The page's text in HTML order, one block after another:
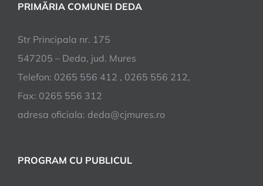
PRIMĂRIA COMUNEI DEDA
Str Principala nr. 175
547205 – Deda, jud. Mures
Telefon: 0265 556 412 , 0265 556 212,
Fax: 0265 556 312
adresa oficiala: deda@cjmures.ro
PROGRAM CU PUBLICUL